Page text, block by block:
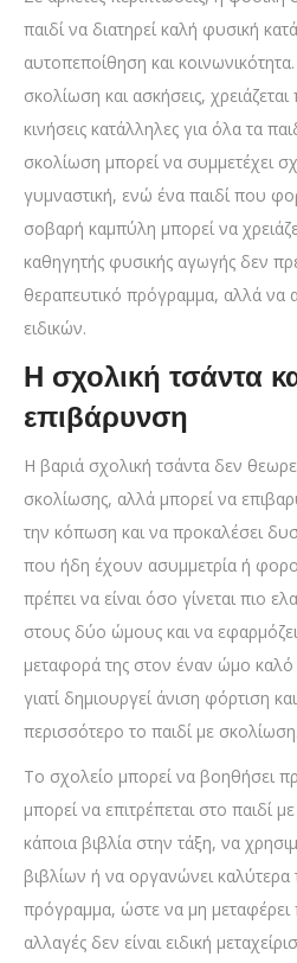
παιδί να διατηρεί καλή φυσική
αυτοπεποίθηση και
σκολίωση και ασκήσεις,
κινήσεις κατάλληλες για όλα τα
σκολίωση μπορεί να συμμετέχει
γυμναστική, ενώ ένα παιδί που
σοβαρή καμπύλη μπορεί να
καθηγητής φυσικής αγωγής δεν
θεραπευτικό πρόγραμμα, αλλά να
ειδικών.
Η σχολική τσάντα
επιβάρυνση
Η βαριά σχολική τσάντα δεν
σκολίωσης, αλλά μπορεί να
την κόπωση και να προκαλέσει
που ήδη έχουν ασυμμετρία ή
πρέπει να είναι όσο γίνεται πιο
στους δύο ώμους και να
μεταφορά της στον έναν ώμο καλό
γιατί δημιουργεί άνιση φόρτιση
περισσότερο το παιδί με σκολίωση.
Το σχολείο μπορεί να βοηθήσει
μπορεί να επιτρέπεται στο παιδί
κάποια βιβλία στην τάξη, να
βιβλίων ή να οργανώνει καλύτερα
πρόγραμμα, ώστε να μη μεταφέρει
αλλαγές δεν είναι ειδική